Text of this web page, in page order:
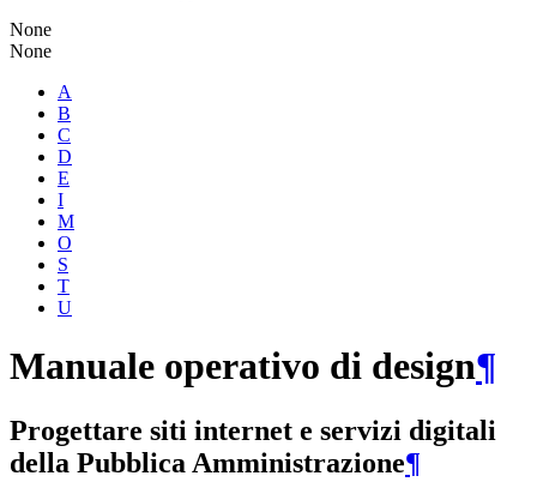
None
None
A
B
C
D
E
I
M
O
S
T
U
Manuale operativo di design¶
Progettare siti internet e servizi digitali
della Pubblica Amministrazione¶